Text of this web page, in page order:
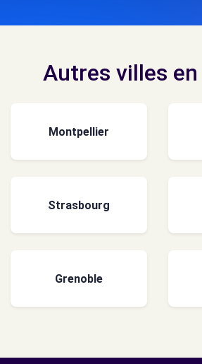
Autres villes en
Montpellier
Strasbourg
Grenoble